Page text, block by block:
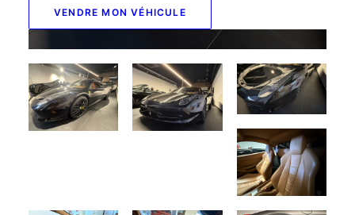
VENDRE MON VÉHICULE